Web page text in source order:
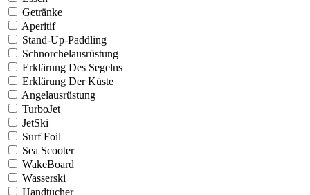
Getränke
Aperitif
Stand-Up-Paddling
Schnorchelausrüstung
Erklärung Des Segelns
Erklärung Der Küste
Angelausrüstung
TurboJet
JetSki
Surf Foil
Sea Scooter
WakeBoard
Wasserski
Handtücher